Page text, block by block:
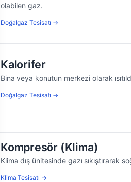
olabilen gaz.
Doğalgaz Tesisatı →
Kalorifer
Bina veya konutun merkezi olarak
Doğalgaz Tesisatı →
Kompresör (Klima)
Klima dış ünitesinde gazı sıkıştırarak
Klima Tesisatı →